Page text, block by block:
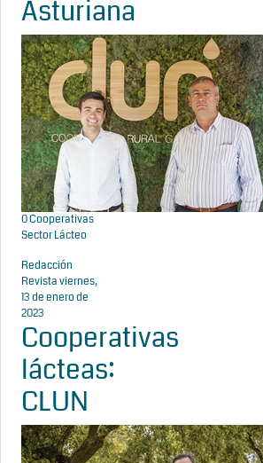
Asturiana
0Cooperativas
Sector Lácteo
Redacción
Revistaviernes,
13 de enero de
2023
Cooperativas
lácteas:
CLUN